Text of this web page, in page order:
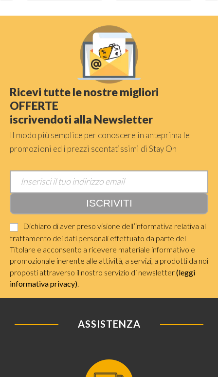
Ricevi tutte le nostre migliori
OFFERTE
iscrivendoti alla Newsletter
Il modo più semplice per conoscere in anteprima le
promozioni ed i prezzi scontatissimi di Stay On
Dichiaro di aver preso visione dell’informativa relativa al
trattamento dei dati personali effettuato da parte del
Titolare e acconsento a ricevere materiale informativo e
promozionale inerente alle attività, a servizi, a prodotti da noi
proposti attraverso il nostro servizio di newsletter(leggi
informativa privacy)
ASSISTENZA